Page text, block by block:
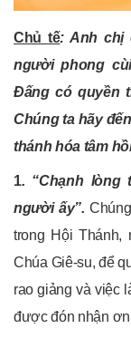
Chủ tế: Anh chị
người phong
Đấng có quyền
Chúng ta hãy
thánh hóa tâm
1. “Chạnh lòng
người ấy”.
trong Hội Thánh,
Chúa Giê-su, để
rao giảng và việc
được đón nhận